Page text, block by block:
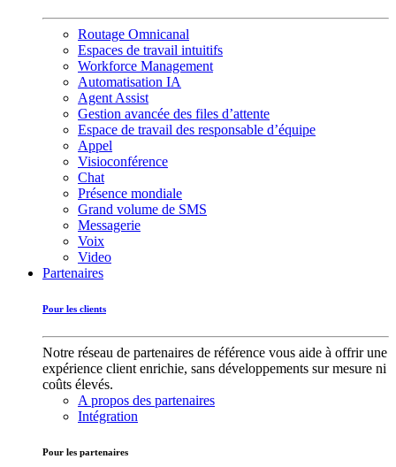
Routage Omnicanal
Espaces de travail intuitifs
Workforce Management
Automatisation IA
Agent Assist
Gestion avancée des files d’attente
Espace de travail des responsable d’équipe
Appel
Visioconférence
Chat
Présence mondiale
Grand volume de SMS
Messagerie
Voix
Video
Partenaires
Pour les clients
Notre réseau de partenaires de référence vous aide à offrir une
expérience client enrichie, sans développements sur mesure ni
coûts élevés.
A propos des partenaires
Intégration
Pour les partenaires